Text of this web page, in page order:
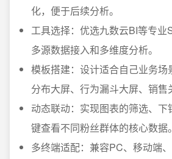
化，便于后续分析。
工具选择：优选九数云BI等专业
多源数据接入和多维度分析。
模板搭建：设计适合自己业务场
分布大屏、行为漏斗大屏、销售
动态联动：实现图表的筛选、
键查看不同粉丝群体的核心数据。
多终端适配：兼容PC、移动端